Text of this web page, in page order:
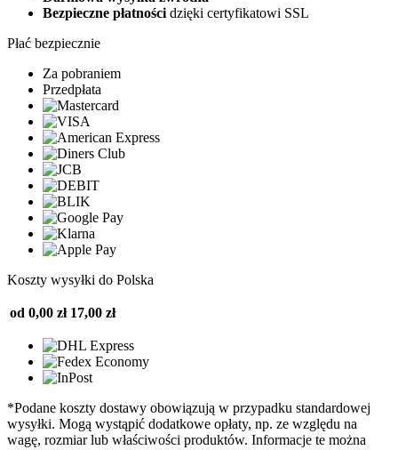
Bezpieczne płatności dzięki certyfikatowi SSL
Płać bezpiecznie
Za pobraniem
Przedpłata
Koszty wysyłki do Polska
od 0,00 zł 17,00 zł
*Podane koszty dostawy obowiązują w przypadku standardowej
wysyłki. Mogą wystąpić dodatkowe opłaty, np. ze względu na
wagę, rozmiar lub właściwości produktów. Informacje te można